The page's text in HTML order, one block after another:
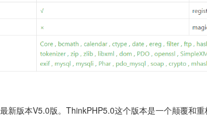
新版本V5.0版。ThinkPHP5.0这个版本是一个颠覆和